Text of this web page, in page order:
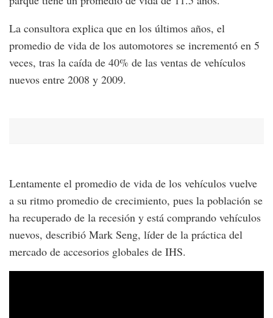
La consultora explica que en los últimos años, el
promedio de vida de los automotores se incrementó en 5
veces, tras la caída de 40% de las ventas de vehículos
nuevos entre 2008 y 2009.
Lentamente el promedio de vida de los vehículos vuelve
a su ritmo promedio de crecimiento, pues la población se
ha recuperado de la recesión y está comprando vehículos
nuevos, describió Mark Seng, líder de la práctica del
mercado de accesorios globales de IHS.